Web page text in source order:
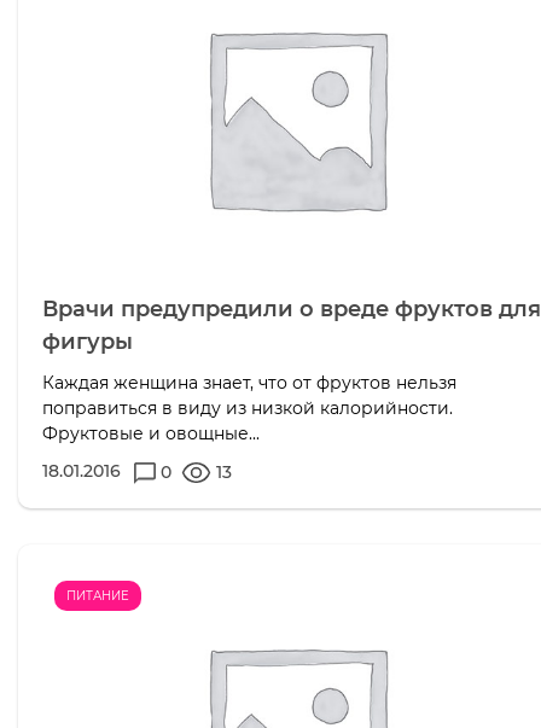
Врачи предупредили о вреде фруктов для
фигуры
Каждая женщина знает, что от фруктов нельзя
поправиться в виду из низкой калорийности.
Фруктовые и овощные...
18.01.2016
0 13
ПИТАНИЕ